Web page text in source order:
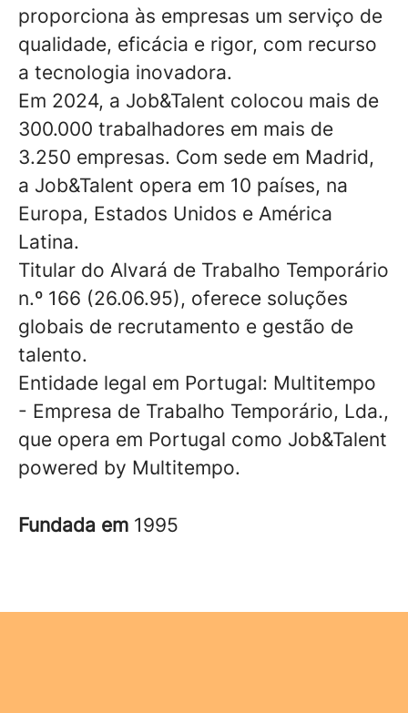
proporciona às empresas um serviço de
qualidade, eficácia e rigor, com recurso
a tecnologia inovadora.
Em 2024, a Job&Talent colocou mais de
300.000 trabalhadores em mais de
3.250 empresas. Com sede em Madrid,
a Job&Talent opera em 10 países, na
Europa, Estados Unidos e América
Latina.
Titular do Alvará de Trabalho Temporário
n.º 166 (26.06.95), oferece soluções
globais de recrutamento e gestão de
talento.
Entidade legal em Portugal: Multitempo
- Empresa de Trabalho Temporário, Lda.,
que opera em Portugal como Job&Talent
powered by Multitempo.
Fundada em 1995